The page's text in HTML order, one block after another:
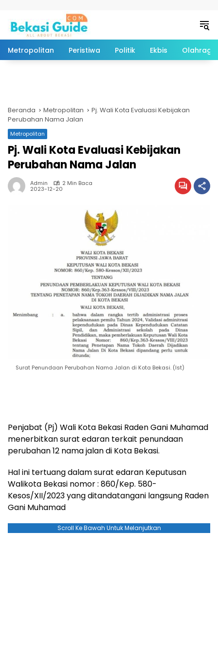
Metropolitan Peristiwa Politik Ekbis Olahraga
Beranda Metropolitan
Pj. Wali Kota Evaluasi Kebijakan
Perubahan Nama Jalan
Metropolitan
Pj. Wali Kota Evaluasi Kebijakan
Perubahan Nama Jalan
Admin 2 Min Baca
2023-12-20
Surat Penundaan Perubahan Nama Jalan di Kota Bekasi. (Ist)
Penjabat (Pj) Wali Kota Bekasi Raden Gani Muhamad
menerbitkan surat edaran terkait penundaan
perubahan 12 nama jalan di Kota Bekasi.
Hal ini tertuang dalam surat edaran Keputusan
Walikota Bekasi nomor : 860/Kep. 580-
Kesos/XII/2023 yang ditandatangani langsung Raden
Gani Muhamad
Scroll Ke Bawah Untuk Melanjutkan